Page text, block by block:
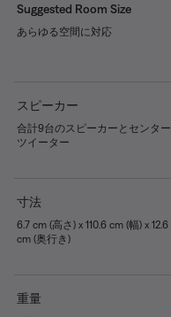
Suggested Room Size
あらゆる空間に対応
スピーカー
合計9台のスピーカーとセンター
ツイーター
寸法
6.7 cm (高さ) x 110.6 cm (幅) x 12.6
cm (奥行き)
重量